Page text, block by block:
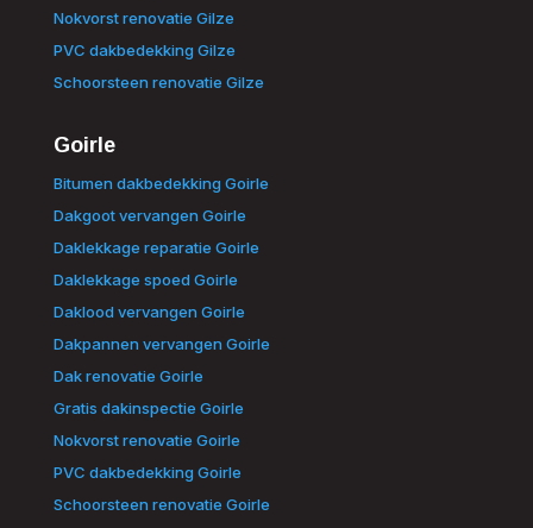
Nokvorst renovatie Gilze
PVC dakbedekking Gilze
Schoorsteen renovatie Gilze
Goirle
Bitumen dakbedekking Goirle
Dakgoot vervangen Goirle
Daklekkage reparatie Goirle
Daklekkage spoed Goirle
Daklood vervangen Goirle
Dakpannen vervangen Goirle
Dak renovatie Goirle
Gratis dakinspectie Goirle
Nokvorst renovatie Goirle
PVC dakbedekking Goirle
Schoorsteen renovatie Goirle